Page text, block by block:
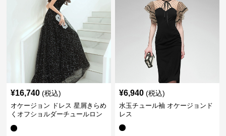
¥16,740 (税込)
オケージョン ドレス 星屑きらめ
くオフショルダーチュールロン
¥6,940 (税込)
水玉チュール袖 オケージョンド
レス